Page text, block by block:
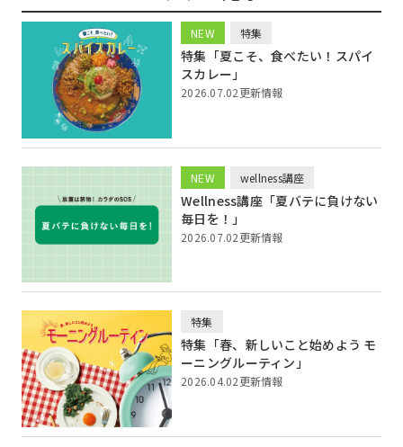
NEW 特集
特集「夏こそ、食べたい！スパイ
スカレー」
2026.07.02更新情報
NEW wellness講座
Wellness講座「夏バテに負けない
毎日を！」
2026.07.02更新情報
特集
特集「春、新しいこと始めよう モ
ーニングルーティン」
2026.04.02更新情報